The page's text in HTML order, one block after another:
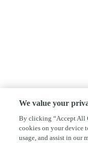
We value your
By clicking “Accept All
cookies on your device
usage, and assist in our